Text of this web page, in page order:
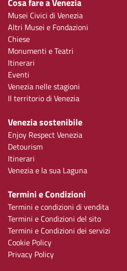
Cosa fare a Venezia
Musei Civici di Venezia
Altri Musei e Fondazioni
Chiese
Monumenti e Teatri
Itinerari
Eventi
Venezia nelle stagioni
Il territorio di Venezia
Venezia sostenibile
Enjoy Respect Venezia
Detourism
Itinerari
Venezia e la sua Laguna
Termini e Condizioni
Termini e condizioni di vendita
Termini e Condizioni del sito
Termini e Condizioni dei servizi
Cookie Policy
Privacy Policy